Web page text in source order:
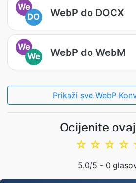
We
DO
WebP do DOCX
We
We
WebP do WebM
Prikaži sve WebP
Ocijenite
☆
☆
☆
☆
5.0/5 - 0